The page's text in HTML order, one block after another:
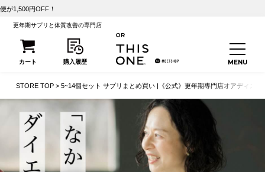
更年期サプリと体質改善の専門店
STORE TOP 5~14個セット サプリまとめ買い |《公式》更年期専門店オアディスワ